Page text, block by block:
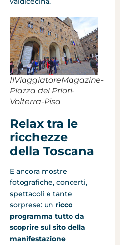
IlViaggiatoreMagazine-
Piazza dei Priori-
Volterra-Pisa
Relax tra le
ricchezze
della Toscana
E ancora mostre
fotografiche, concerti,
spettacoli e tante
sorprese: un ricco
programma tutto da
scoprire sul sito della
manifestazione